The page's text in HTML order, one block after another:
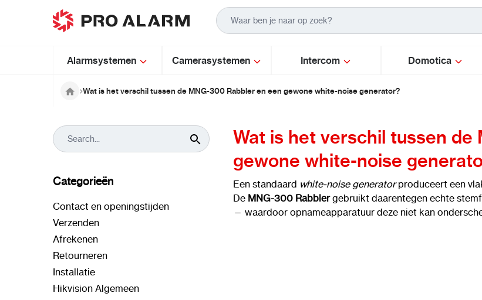
Ga naar de inhoud
Alarmsystemen Camerasystemen Intercom Domotica
Wat is het verschil tussen de MNG-300 Rabbler en een gewone white-noise generator?
Wat is het verschil tussen de
gewone white-noise
Een standaard white-noise generatorproduceert een
De MNG-300 Rabblergebruikt daarentegen echte
— waardoor opnameapparatuur deze niet kan
Categorieën
Contact en openingstijden
Verzenden
Afrekenen
Retourneren
Installatie
Hikvision Algemeen